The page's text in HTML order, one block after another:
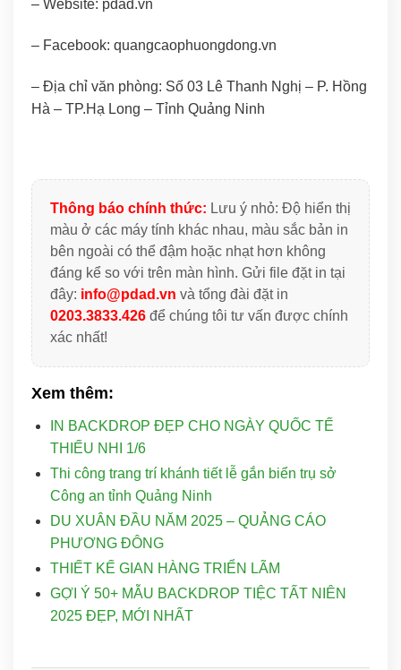
– Website: pdad.vn
– Facebook: quangcaophuongdong.vn
– Địa chỉ văn phòng: Số 03 Lê Thanh Nghị – P. Hồng
Hà – TP.Hạ Long – Tỉnh Quảng Ninh
Thông báo chính thức: Lưu ý nhỏ: Độ hiển thị
màu ở các máy tính khác nhau, màu sắc bản in
bên ngoài có thể đậm hoặc nhạt hơn không
đáng kể so với trên màn hình. Gửi file đặt in tại
đây: info@pdad.vn và tổng đài đặt in
0203.3833.426 để chúng tôi tư vấn được chính
xác nhất!
Xem thêm:
IN BACKDROP ĐẸP CHO NGÀY QUỐC TẾ
THIẾU NHI 1/6
Thi công trang trí khánh tiết lễ gắn biển trụ sở
Công an tỉnh Quảng Ninh
DU XUÂN ĐẦU NĂM 2025 – QUẢNG CÁO
PHƯƠNG ĐÔNG
THIẾT KẾ GIAN HÀNG TRIỂN LÃM
GỢI Ý 50+ MẪU BACKDROP TIỆC TẤT NIÊN
2025 ĐẸP, MỚI NHẤT